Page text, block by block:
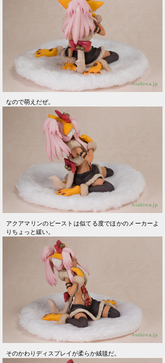
なので萌えだぜ。
アクアマリンのビーストは似てる度でほかのメーカーよ
りちょっと緩い。
そのかわりディスプレイが柔らか絨毯だ。